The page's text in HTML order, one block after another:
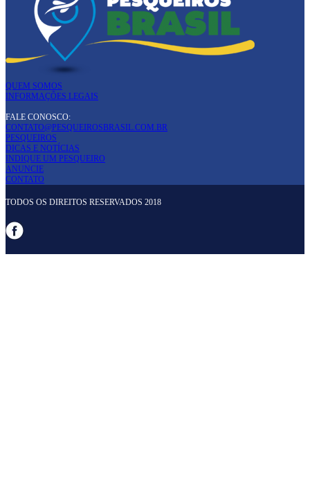
QUEM SOMOS
INFORMAÇÕES LEGAIS
FALE CONOSCO:
CONTATO@PESQUEIROSBRASIL.COM.BR
PESQUEIROS
DICAS E NOTÍCIAS
INDIQUE UM PESQUEIRO
ANUNCIE
CONTATO
TODOS OS DIREITOS RESERVADOS 2018